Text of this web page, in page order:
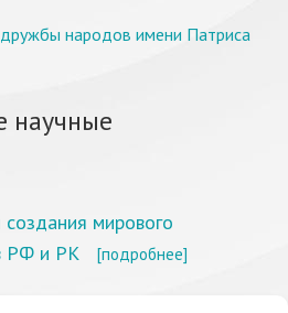
дружбы народов имени Патриса
научные
мирового
РФ и РК
[подробнее]